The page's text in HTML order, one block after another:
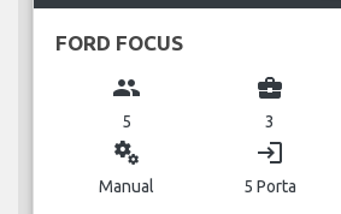
FORD FOCUS
group
5
business_center
3
miscellaneous_services
Manual
login
5 Porta